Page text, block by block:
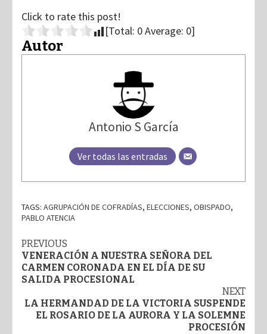
Click to rate this post!
[Total: 0Average: 0]
Autor
Antonio S García
Ver todas las entradas
TAGS: AGRUPACIÓN DE COFRADÍAS, ELECCIONES, OBISPADO,
PABLO ATENCIA
Post
navigation
PREVIOUS
VENERACIÓN A NUESTRA SEÑORA DEL
CARMEN CORONADA EN EL DÍA DE SU
SALIDA PROCESIONAL
NEXT
LA HERMANDAD DE LA VICTORIA SUSPENDE
EL ROSARIO DE LA AURORA Y LA SOLEMNE
PROCESIÓN